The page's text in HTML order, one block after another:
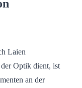
Laien
Optik dient, ist
an der